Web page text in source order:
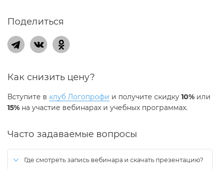
Поделиться
Как снизить цену?
Вступите в клуб Логопрофи и получите скидку 10% или
15% на участие вебинарах и учебных программах.
Часто задаваемые вопросы
Где смотреть запись вебинара и скачать презентацию?